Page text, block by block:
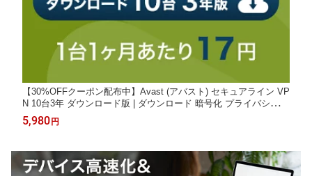
【30%OFFクーポン配布中】Avast (アバスト) セキュアライン VP
N 10台3年 ダウンロード版 | ダウンロード 暗号化 プライバシー保
護 個人情報保護 デバイス快適 送料無料 パソコン スマホ 通信暗
号化 セキュリティ対策 PC Windows Mac iOS iPhone iPad タブレ
5,980円